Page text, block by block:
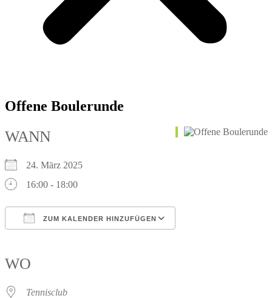
Offene Boulerunde
WANN
24. März 2025
16:00 - 18:00
ZUM KALENDER HINZUFÜGEN
WO
Tennisclub